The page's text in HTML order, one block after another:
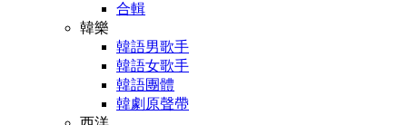
合輯
韓樂
韓語男歌手
韓語女歌手
韓語團體
韓劇原聲帶